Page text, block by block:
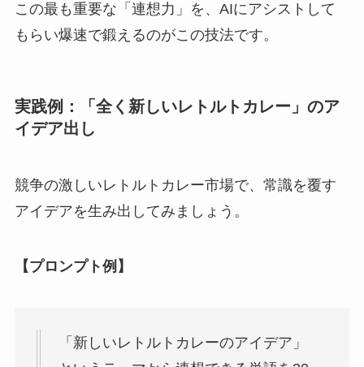
この最も重要な「連想力」を、AIにアシストして
もらい爆速で鍛えるのがこの技法です。
実践例：「全く新しいレトルトカレー」のア
イデア出し
競争の激しいレトルトカレー市場で、常識を覆す
アイデアを生み出してみましょう。
【プロンプト例】
「新しいレトルトカレーのアイデア」